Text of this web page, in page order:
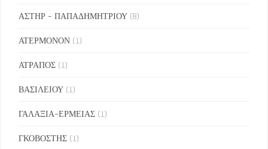
ΑΣΤΗΡ - ΠΑΠΑΔΗΜΗΤΡΙΟΥ (8)
ΑΤΕΡΜΟΝΟΝ (1)
ΑΤΡΑΠΟΣ (1)
ΒΑΣΙΛΕΙΟΥ (1)
ΓΑΛΑΞΙΑ-ΕΡΜΕΙΑΣ (1)
ΓΚΟΒΟΣΤΗΣ (1)